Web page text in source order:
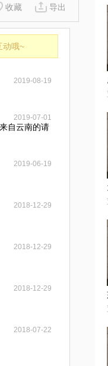
收藏 导出
动哦~
2019-08-19
2019-07-01
自云南的请
2019-06-19
2018-12-29
2018-12-29
2018-12-29
2018-07-22